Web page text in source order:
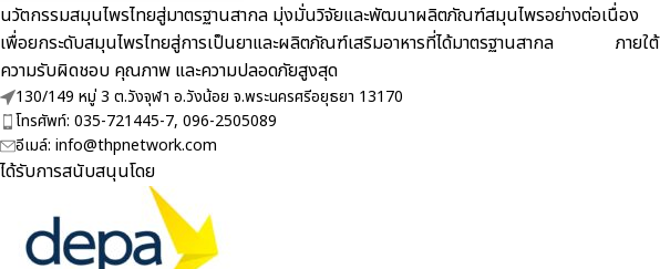
นวัตกรรมสมุนไพรไทยสู่มาตรฐานสากล มุ่งมั่นวิจัยและพัฒนาผลิตภัณฑ์สมุนไพรอย่างต่อเนื่อง
เพื่อยกระดับสมุนไพรไทยสู่การเป็นยาและผลิตภัณฑ์เสริมอาหารที่ได้มาตรฐานสากล ภายใต้
ความรับผิดชอบ คุณภาพ และความปลอดภัยสูงสุด
130/149 หมู่ 3 ต.วังจุฬา อ.วังน้อย จ.พระนครศรีอยุธยา 13170
โทรศัพท์: 035-721445-7, 096-2505089
อีเมล์: info@thpnetwork.com
ได้รับการสนับสนุนโดย